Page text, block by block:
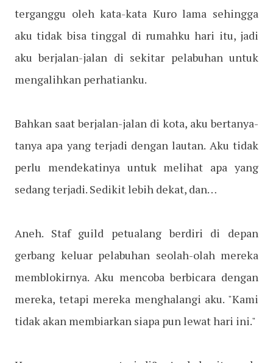
terganggu oleh kata-kata Kuro lama sehingga
aku tidak bisa tinggal di rumahku hari itu, jadi
aku berjalan-jalan di sekitar pelabuhan untuk
mengalihkan perhatianku.
Bahkan saat berjalan-jalan di kota, aku bertanya-
tanya apa yang terjadi dengan lautan. Aku tidak
perlu mendekatinya untuk melihat apa yang
sedang terjadi. Sedikit lebih dekat, dan…
Aneh. Staf guild petualang berdiri di depan
gerbang keluar pelabuhan seolah-olah mereka
memblokirnya. Aku mencoba berbicara dengan
mereka, tetapi mereka menghalangi aku. "Kami
tidak akan membiarkan siapa pun lewat hari ini."